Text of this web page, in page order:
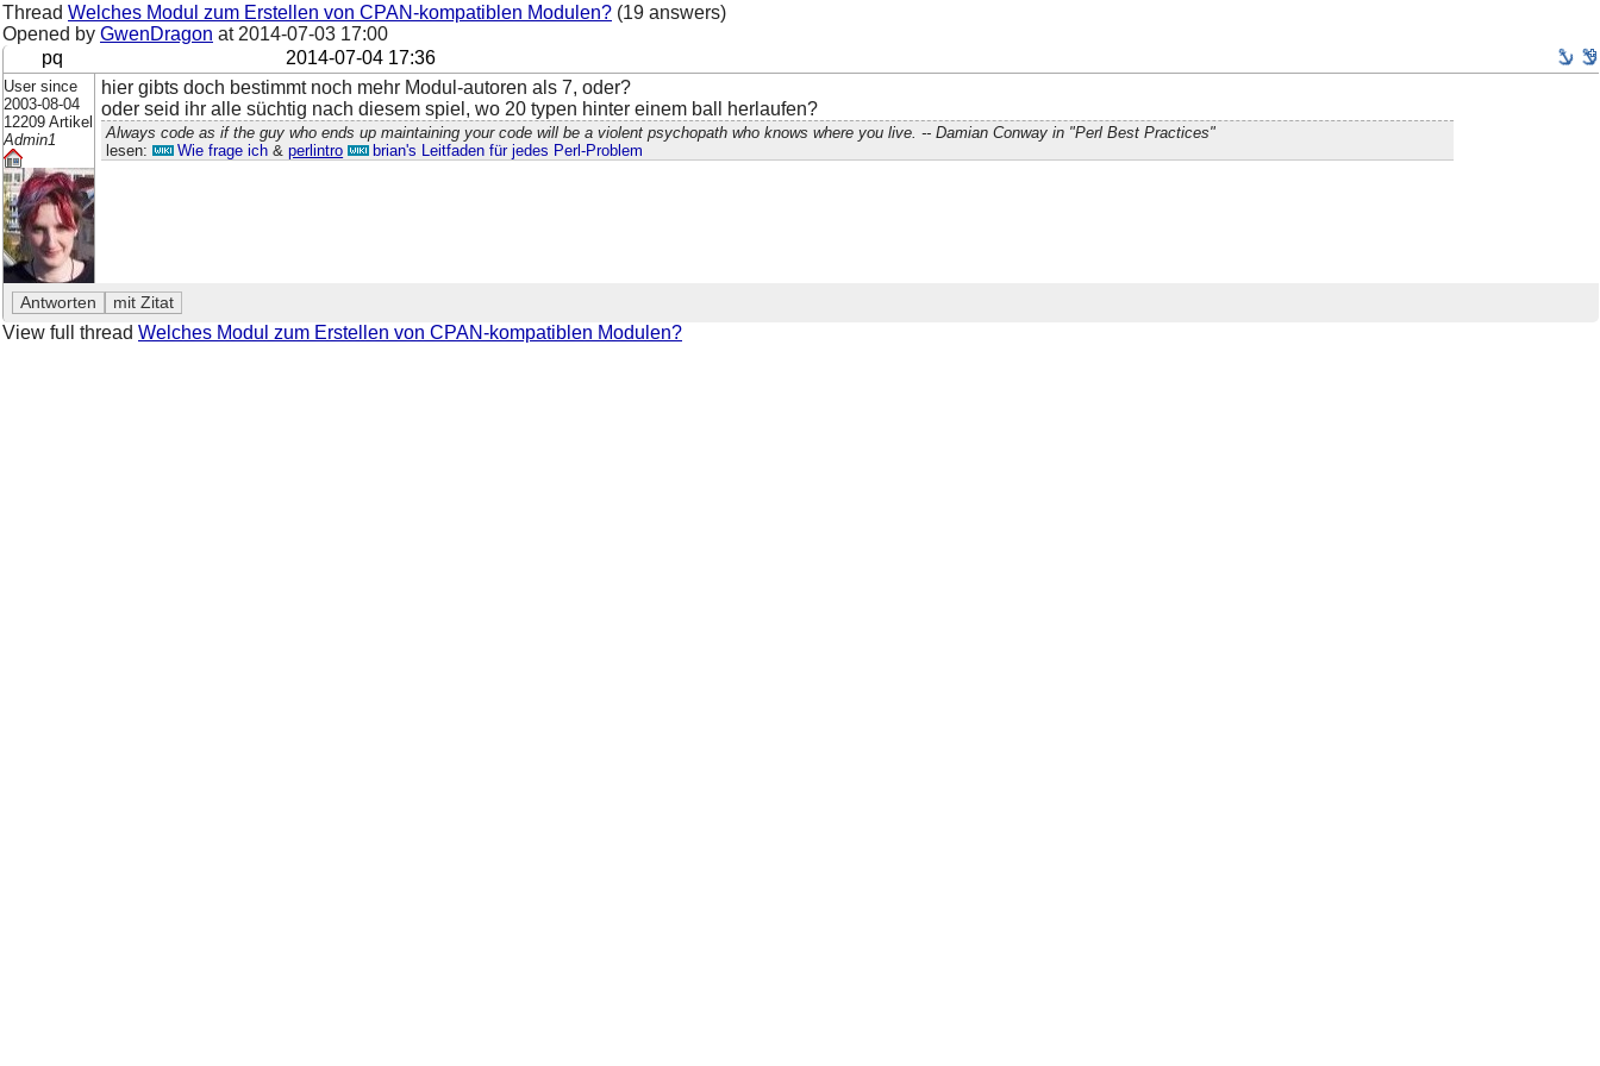
Thread Welches Modul zum Erstellen von CPAN-kompatiblen Modulen? (19 answers)
Opened by GwenDragon at 2014-07-03 17:00
pq
2014-07-04 17:36
User since
2003-08-04
12209 Artikel
Admin1
hier gibts doch bestimmt noch mehr Modul-autoren als 7, oder?
oder seid ihr alle süchtig nach diesem spiel, wo 20 typen hinter einem ball herlaufen?
Always code as if the guy who ends up maintaining your code will be a violent psychopath who knows where you live. -- Damian Conway in "Perl Best Practices"
lesen:
Wie frage ich &perlintro brian's Leitfaden für jedes Perl-Problem
View full thread Welches Modul zum Erstellen von CPAN-kompatiblen Modulen?